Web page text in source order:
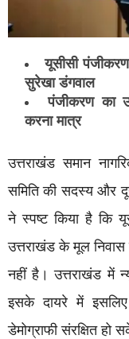
यूसीसी
सुरेखा डंगवाल
पंजीकरण का
करना मात्र
उत्तराखंड समान
समिति की सदस्य और
ने स्पष्ट किया है कि
उत्तराखंड के मूल निवास
नहीं है। उत्तराखंड में
इसके दायरे में
डेमोग्राफी संरक्षित हो